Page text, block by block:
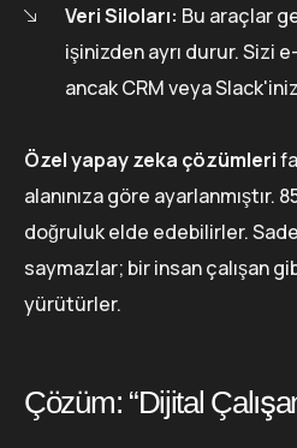
Veri Siloları: Bu araçlar
işinizden ayrı durur. Sizi
ancak CRM veya
Özel yapay zeka çözümleri
alanınıza göre ayarlanmıştır.
doğruluk elde edebilirler.
saymazlar; bir insan çalışan
yürütürler.
Çözüm: “Dijital